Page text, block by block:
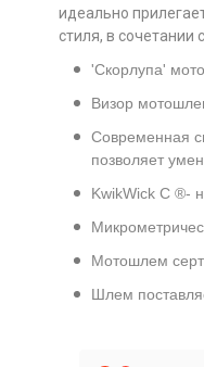
идеально
стиля, в
'Скорлупа'
Визор
Современная
позволяет
KwikWick C ®-
Мотошлем
Шлем